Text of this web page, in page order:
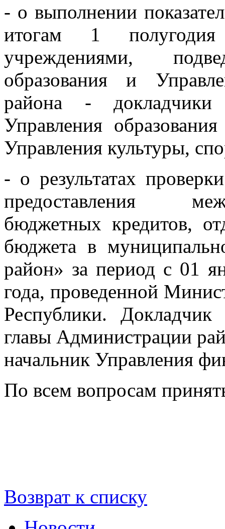
- о выполнении
итогам 1
учреждениями,
образования и
района -
Управления
Управления культуры,
- о результатах
предоставления
бюджетных кредитов,
бюджета в
район» за период с 01
года, проведенной
Республики. Докладчик
главы Администрации
начальник Управления
По всем вопросам
Возврат к списку